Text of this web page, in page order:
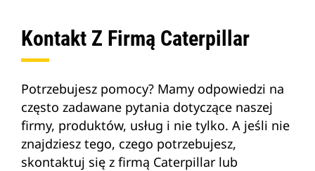
Kontakt Z Firmą Caterpillar
Potrzebujesz pomocy? Mamy odpowiedzi na
często zadawane pytania dotyczące naszej
firmy, produktów, usług i nie tylko. A jeśli nie
znajdziesz tego, czego potrzebujesz,
skontaktuj się z firmą Caterpillar lub